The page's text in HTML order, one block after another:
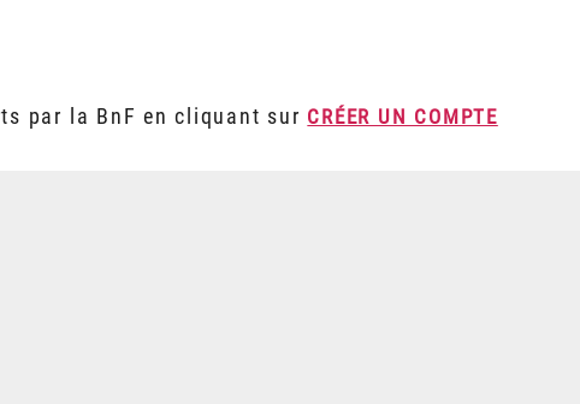
par la BnF en cliquant sur CRÉER UN COMPTE